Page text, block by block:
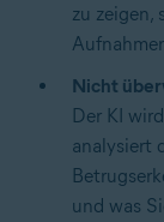
zu zeigen,
Nicht
Der KI
analysiert
und was